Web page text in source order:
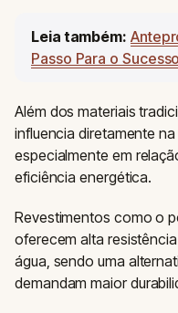
Leia também:
Passo Para o
Além dos materiais
influencia diretamente
especialmente em
eficiência energética.
Revestimentos como o
oferecem alta
água, sendo uma
demandam maior